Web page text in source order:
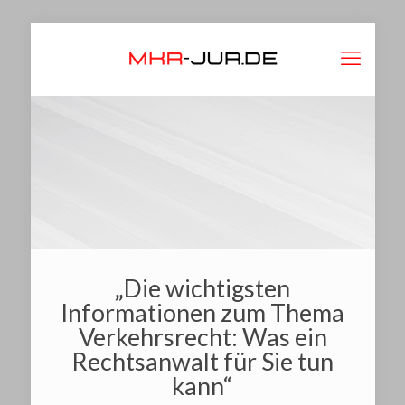
„Die wichtigsten
Informationen zum Thema
Verkehrsrecht: Was ein
Rechtsanwalt für Sie tun
kann“